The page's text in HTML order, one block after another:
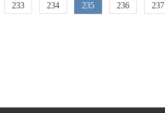
233 234 235 236 237